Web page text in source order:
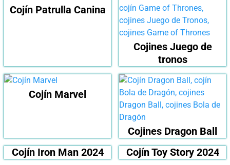
Cojín Patrulla Canina
Cojines Juego de
tronos
Cojín Marvel
Cojines Dragon Ball
Cojín Iron Man 2024
Cojín Toy Story 2024